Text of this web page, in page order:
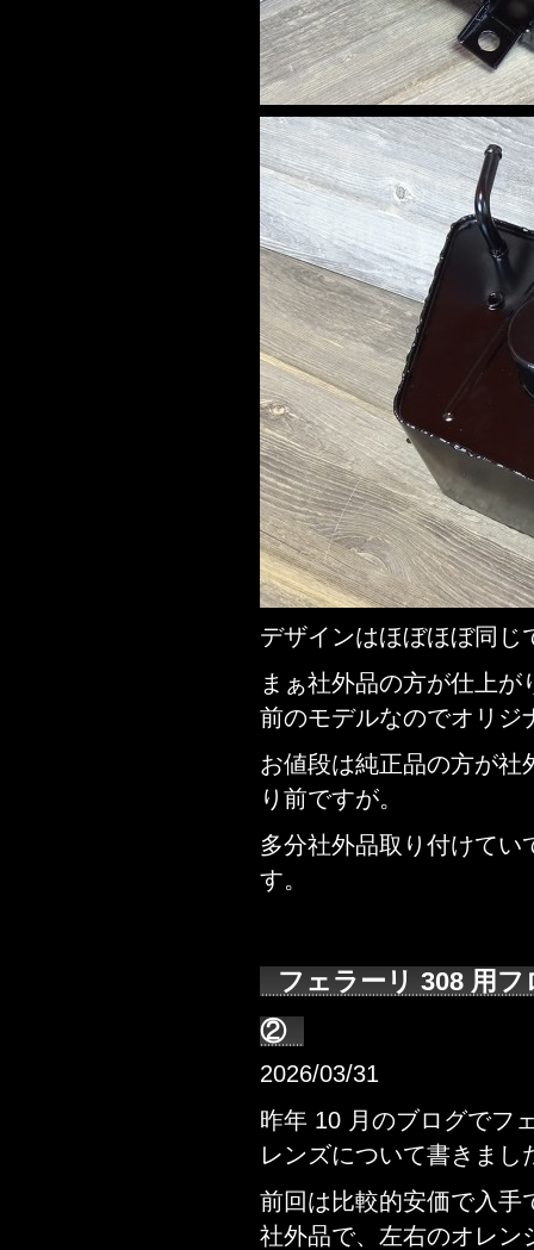
デザインはほぼほぼ同じ
まぁ社外品の方が仕上
前のモデルなのでオリジ
お値段は純正品の方が社
り前ですが。
多分社外品取り付けてい
す。
フェラーリ 308 用
②
2026/03/31
昨年 10 月のブログでフ
レンズについて書きまし
前回は比較的安価で入手
社外品で、左右のオレン